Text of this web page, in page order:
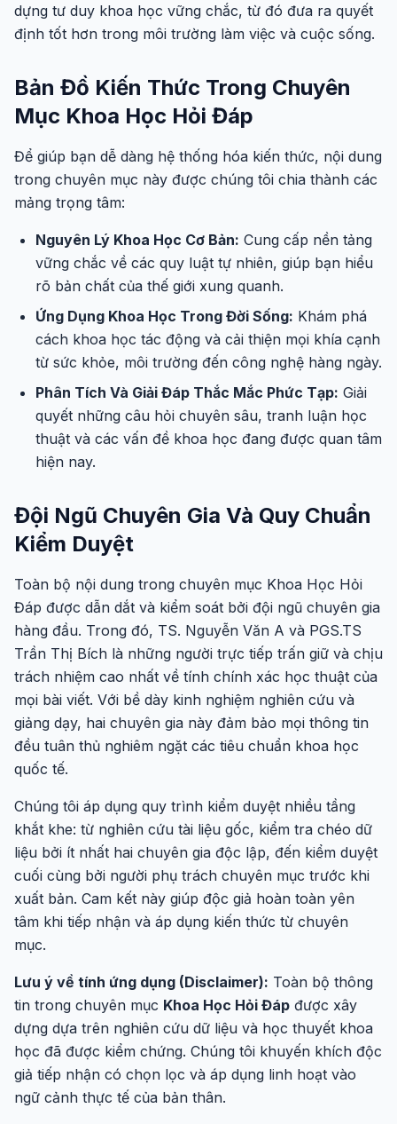
dựng tư duy khoa học vững chắc, từ đó đưa ra quyết
định tốt hơn trong môi trường làm việc và cuộc sống.
Bản Đồ Kiến Thức Trong Chuyên
Mục Khoa Học Hỏi Đáp
Để giúp bạn dễ dàng hệ thống hóa kiến thức, nội dung
trong chuyên mục này được chúng tôi chia thành các
mảng trọng tâm:
Nguyên Lý Khoa Học Cơ Bản: Cung cấp nền tảng
vững chắc về các quy luật tự nhiên, giúp bạn hiểu
rõ bản chất của thế giới xung quanh.
Ứng Dụng Khoa Học Trong Đời Sống: Khám phá
cách khoa học tác động và cải thiện mọi khía cạnh
từ sức khỏe, môi trường đến công nghệ hàng ngày.
Phân Tích Và Giải Đáp Thắc Mắc Phức Tạp: Giải
quyết những câu hỏi chuyên sâu, tranh luận học
thuật và các vấn đề khoa học đang được quan tâm
hiện nay.
Đội Ngũ Chuyên Gia Và Quy Chuẩn
Kiểm Duyệt
Toàn bộ nội dung trong chuyên mục Khoa Học Hỏi
Đáp được dẫn dắt và kiểm soát bởi đội ngũ chuyên gia
hàng đầu. Trong đó, TS. Nguyễn Văn A và PGS.TS
Trần Thị Bích là những người trực tiếp trấn giữ và chịu
trách nhiệm cao nhất về tính chính xác học thuật của
mọi bài viết. Với bề dày kinh nghiệm nghiên cứu và
giảng dạy, hai chuyên gia này đảm bảo mọi thông tin
đều tuân thủ nghiêm ngặt các tiêu chuẩn khoa học
quốc tế.
Chúng tôi áp dụng quy trình kiểm duyệt nhiều tầng
khắt khe: từ nghiên cứu tài liệu gốc, kiểm tra chéo dữ
liệu bởi ít nhất hai chuyên gia độc lập, đến kiểm duyệt
cuối cùng bởi người phụ trách chuyên mục trước khi
xuất bản. Cam kết này giúp độc giả hoàn toàn yên
tâm khi tiếp nhận và áp dụng kiến thức từ chuyên
mục.
Lưu ý về tính ứng dụng (Disclaimer): Toàn bộ thông
tin trong chuyên mục Khoa Học Hỏi Đáp được xây
dựng dựa trên nghiên cứu dữ liệu và học thuyết khoa
học đã được kiểm chứng. Chúng tôi khuyến khích độc
giả tiếp nhận có chọn lọc và áp dụng linh hoạt vào
ngữ cảnh thực tế của bản thân.